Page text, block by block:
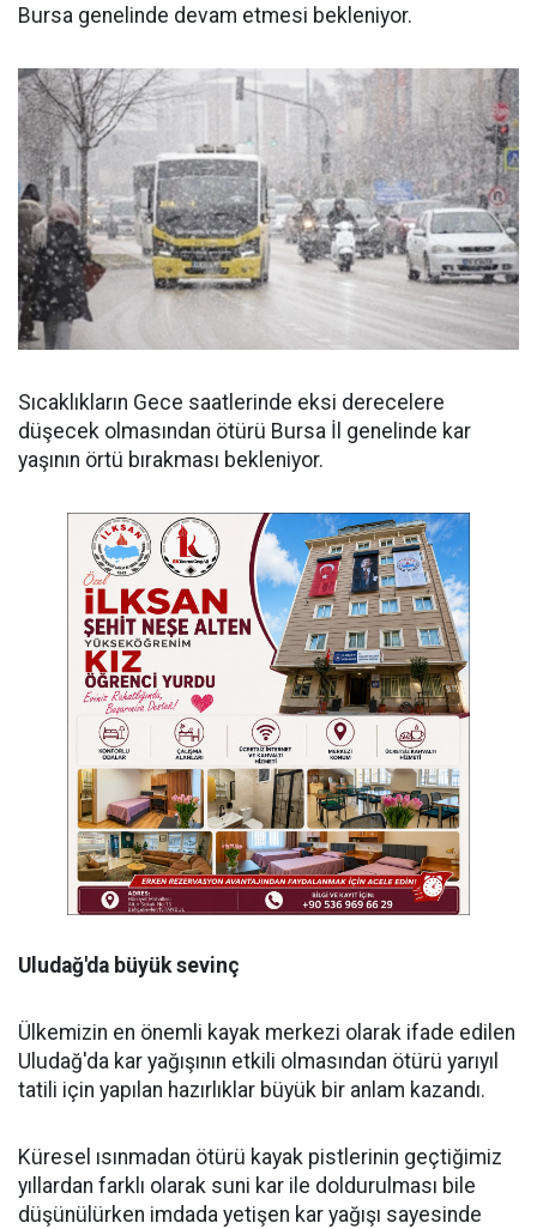
Bursa genelinde devam etmesi bekleniyor.
Sıcaklıkların Gece saatlerinde eksi derecelere
düşecek olmasından ötürü Bursa İl genelinde kar
yaşının örtü bırakması bekleniyor.
Uludağ'da büyük sevinç
Ülkemizin en önemli kayak merkezi olarak ifade edilen
Uludağ'da kar yağışının etkili olmasından ötürü yarıyıl
tatili için yapılan hazırlıklar büyük bir anlam kazandı.
Küresel ısınmadan ötürü kayak pistlerinin geçtiğimiz
yıllardan farklı olarak suni kar ile doldurulması bile
düşünülürken imdada yetişen kar yağışı sayesinde